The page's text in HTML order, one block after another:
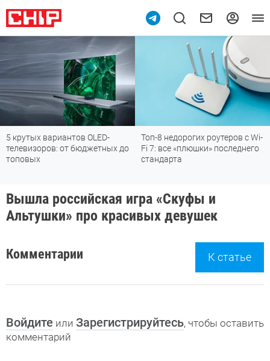
вариантов OLED-
от бюджетных до
Топ-8 недорогих роутеров с Wi-
Fi 7: все «плюшки» последнего
стандарта
Вышла российская игра «Скуфы и
Альтушки» про красивых девушек
Комментарии К статье
Войдите или Зарегистрируйтесь, чтобы оставить
комментарий